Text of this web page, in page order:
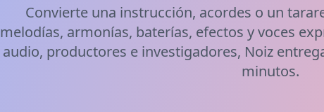
Convierte una instrucción, acordes o un
melodías, armonías, baterías, efectos y voces
audio, productores e investigadores, Noiz
minutos.